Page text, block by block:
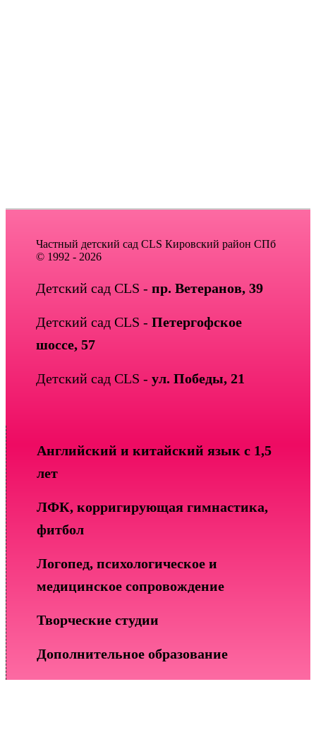
Частный детский сад CLS Кировский район СПб
© 1992 - 2026
Детский сад CLS -пр. Ветеранов, 39
Детский сад CLS -Петергофское
шоссе, 57
Детский сад CLS -ул. Победы, 21
Английский и китайский язык с 1,5
лет
ЛФК, корригирующая гимнастика,
фитбол
Логопед, психологическое и
медицинское сопровождение
Творческие студии
Дополнительное образование